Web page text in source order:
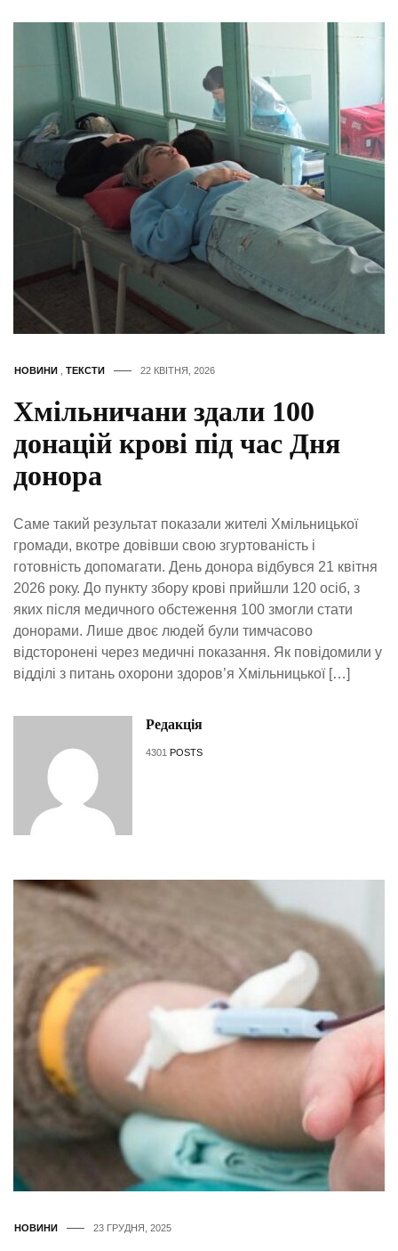
НОВИНИ ТЕКСТИ 22 КВІТНЯ, 2026
Хмільничани здали 100
донацій крові під час Дня
донора
Саме такий результат показали жителі Хмільницької
громади, вкотре довівши свою згуртованість і
готовність допомагати. День донора відбувся 21 квітня
2026 року. До пункту збору крові прийшли 120 осіб, з
яких після медичного обстеження 100 змогли стати
донорами. Лише двоє людей були тимчасово
відсторонені через медичні показання. Як повідомили у
відділі з питань охорони здоров’я Хмільницької […]
Редакція
4301 POSTS
НОВИНИ 23 ГРУДНЯ, 2025